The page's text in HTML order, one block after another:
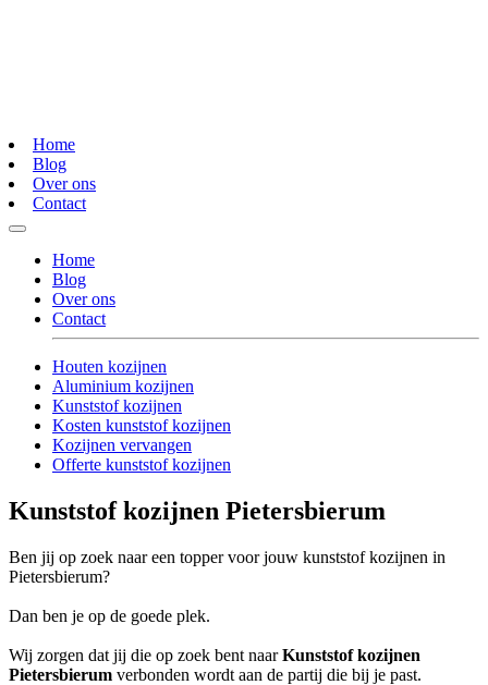
Home
Blog
Over ons
Contact
Home
Blog
Over ons
Contact
Houten kozijnen
Aluminium kozijnen
Kunststof kozijnen
Kosten kunststof kozijnen
Kozijnen vervangen
Offerte kunststof kozijnen
Kunststof kozijnen Pietersbierum
Ben jij op zoek naar een topper voor jouw kunststof kozijnen in
Pietersbierum?
Dan ben je op de goede plek.
Wij zorgen dat jij die op zoek bent naarKunststof kozijnen
Pietersbierum verbonden wordt aan de partij die bij je past.